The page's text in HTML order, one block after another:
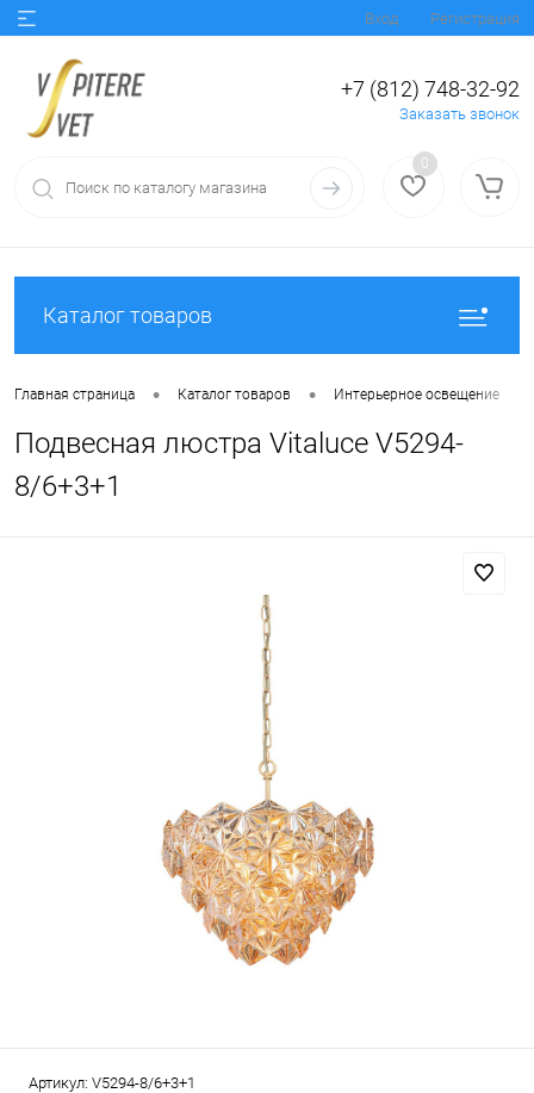
Вход Регистрация
+7 (812) 748-32-92
Заказать звонок
0
Каталог товаров
Главная страница • Каталог товаров • Интерьерное освещение
Подвесная люстра Vitaluce V5294-
8/6+3+1
Артикул: V5294-8/6+3+1